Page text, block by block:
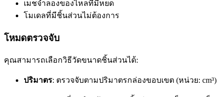
เมชจำลองของไหลที่มีหยด
โมเดลที่มีชิ้นส่วนไม่ต้องการ
โหมดตรวจจับ
คุณสามารถเลือกวิธีวัดขนาดชิ้นส่วนได้:
ปริมาตร: ตรวจจับตามปริมาตรกล่องขอบเขต (หน่วย: cm³)